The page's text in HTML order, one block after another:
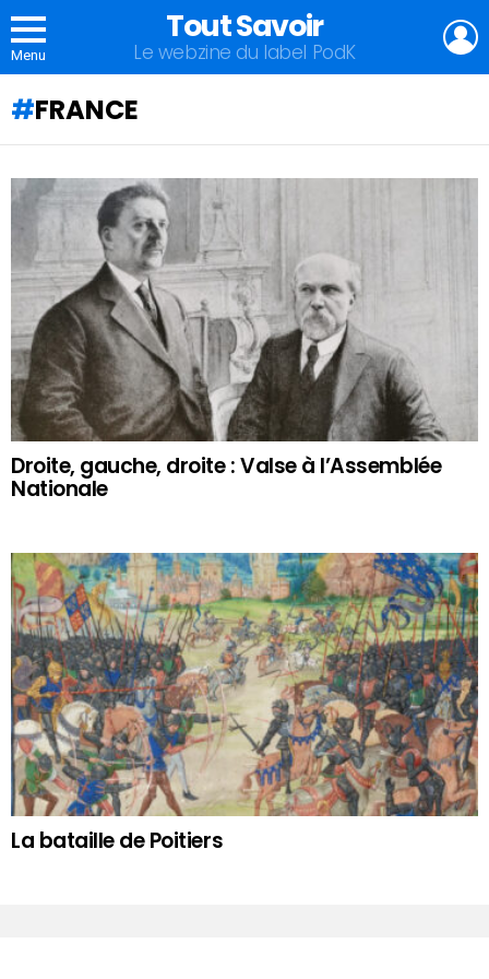
Menu
Tout Savoir
Le webzine du label PodK
FRANCE
QU'ALLEZ-
VOUS
APPRENDRE
AUJOURD'HUI
?
Droite, gauche, droite : Valse à l’Assemblée
Nationale
La bataille de Poitiers